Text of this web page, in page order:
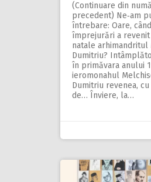
(Continuare din
precedent) Ne‑am
întrebare: Oare,
împrejurări a
natale arhimandritul
Dumitriu?
în primăvara anului
ieromonahul
Dumitriu revenea,
de… Înviere, la…